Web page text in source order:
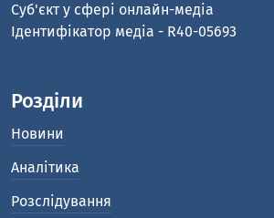
Cуб'єкт у сфері онлайн-медіа
Ідентифікатор медіа - R40-05693
Розділи
Новини
Аналітика
Розслідування